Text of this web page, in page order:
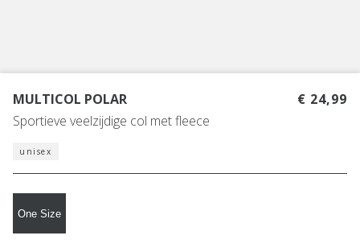
MULTICOL POLAR
Sportieve veelzijdige col met fleece
€ 24,99
unisex
One Size